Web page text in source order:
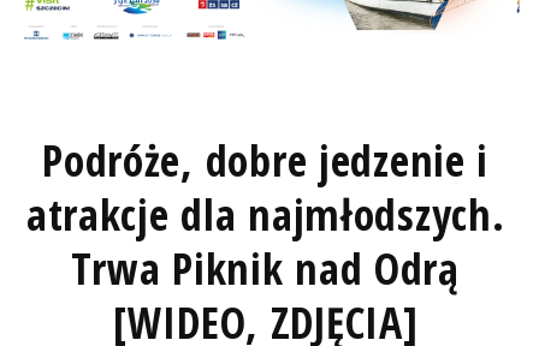
Podróże, dobre jedzenie i
atrakcje dla najmłodszych.
Trwa Piknik nad Odrą
[WIDEO, ZDJĘCIA]